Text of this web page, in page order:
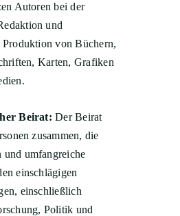
Autoren bei der
und
von Büchern,
Karten, Grafiken
Beirat: Der Beirat
zusammen, die
und umfangreiche
einschlägigen
einschließlich
Politik und